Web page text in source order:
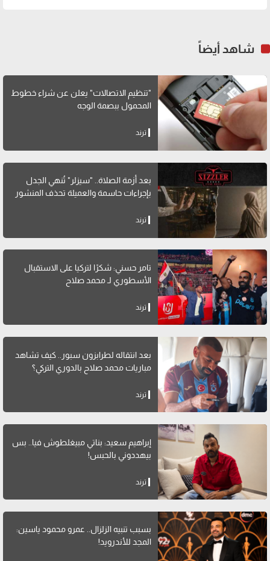
شاهد أيضاً
"تنظيم الاتصالات" يعلن عن شراء خطوط
المحمول ببصمة الوجه
ترند
بعد أزمة الصلاة.. "سيزلر" تُنهي الجدل
بإجراءات حاسمة والعميلة تحذف المنشور
ترند
تامر حسني: شكرًا لتركيا على الاستقبال
الأسطوري لـ محمد صلاح
ترند
بعد انتقاله لطرابزون سبور.. كيف تشاهد
مباريات محمد صلاح بالدوري التركي؟
ترند
إبراهيم سعيد: بناتي مبيغلطوش فيا.. بس
بيهددوني بالحبس!
ترند
بسبب تنبيه الزلزال.. عمرو محمود ياسين:
المجد للأندرويد!